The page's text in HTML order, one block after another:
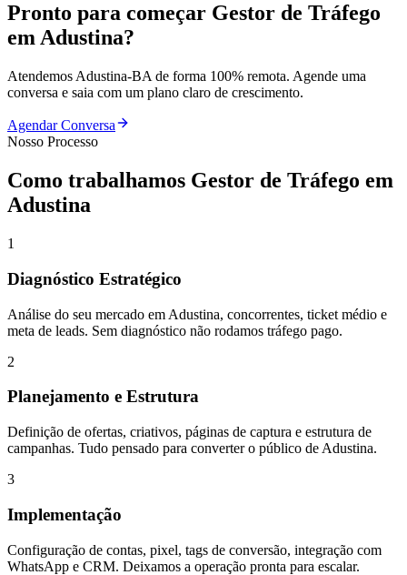
Pronto para começar Gestor de Tráfego
emAdustina?
Atendemos Adustina-BA de forma 100% remota. Agende uma
conversa e saia com um plano claro de crescimento.
Agendar Conversa
Nosso Processo
Como trabalhamos Gestor de Tráfego em
Adustina
1
Diagnóstico Estratégico
Análise do seu mercado em Adustina, concorrentes, ticket médio e
meta de leads. Sem diagnóstico não rodamos tráfego pago.
2
Planejamento e Estrutura
Definição de ofertas, criativos, páginas de captura e estrutura de
campanhas. Tudo pensado para converter o público de Adustina.
3
Implementação
Configuração de contas, pixel, tags de conversão, integração com
WhatsApp e CRM. Deixamos a operação pronta para escalar.